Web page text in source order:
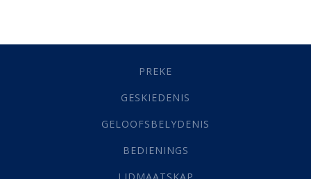
Geestelike Groei(10)
(21)
Grys Areas(4)
Lewensdoel(3)
Selfondersoek(1)
PREKE
GESKIEDENIS
GELOOFSBELYDENIS
BEDIENINGS
LIDMAATSKAP